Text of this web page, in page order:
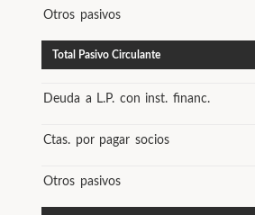
Otros pasivos
Total Pasivo Circulante
Deuda a L.P. con inst. financ.
Ctas. por pagar socios
Otros pasivos